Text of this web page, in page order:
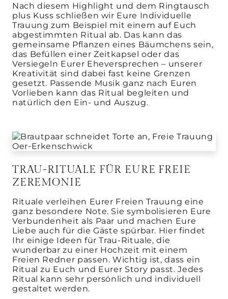
Nach diesem Highlight und dem Ringtausch
plus Kuss schließen wir Eure Individuelle
Trauung zum Beispiel mit einem auf Euch
abgestimmten Ritual ab. Das kann das
gemeinsame Pflanzen eines Bäumchens sein,
das Befüllen einer Zeitkapsel oder das
Versiegeln Eurer Eheversprechen – unserer
Kreativität sind dabei fast keine Grenzen
gesetzt. Passende Musik ganz nach Euren
Vorlieben kann das Ritual begleiten und
natürlich den Ein- und Auszug.
TRAU-RITUALE FÜR EURE FREIE
ZEREMONIE
Rituale verleihen Eurer Freien Trauung eine
ganz besondere Note. Sie symbolisieren Eure
Verbundenheit als Paar und machen Eure
Liebe auch für die Gäste spürbar. Hier findet
Ihr einige Ideen für Trau-Rituale, die
wunderbar zu einer Hochzeit mit einem
Freien Redner passen. Wichtig ist, dass ein
Ritual zu Euch und Eurer Story passt. Jedes
Ritual kann sehr persönlich und individuell
gestaltet werden.